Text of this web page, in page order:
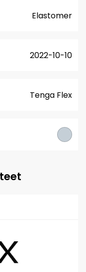
Elastomer
2022-10-10
Tenga Flex